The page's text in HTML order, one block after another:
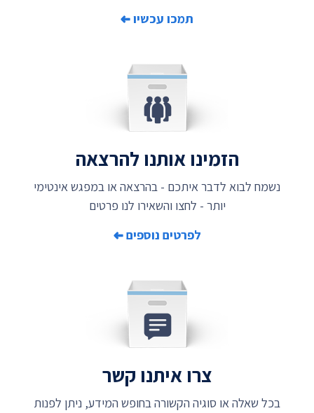
מוזמנים להירשם לרשימת התפוצה
של התנועה לחופש המידע לקבלת
אצלנו
כתובת דואר אלקטרוני
הרשמה
תמכו עכשיו
הזמינו אותנו להרצאה
נשמח לבוא לדבר איתכם - בהרצאה או במפגש אינטימי
יותר - לחצו והשאירו לנו פרטים
לפרטים נוספים
צרו איתנו קשר
בכל שאלה או סוגיה הקשורה בחופש המידע, ניתן לפנות